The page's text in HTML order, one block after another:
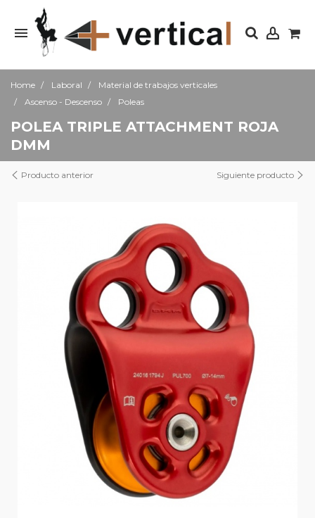
Home Laboral
Material de trabajos verticales
Ascenso - Descenso
Poleas
POLEA TRIPLE ATTACHMENT ROJA
DMM
Producto anterior Siguiente producto